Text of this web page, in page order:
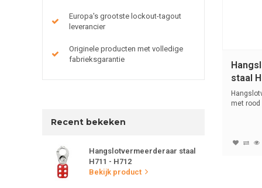
Europa's grootste lockout-tagout
leverancier
Originele producten met volledige
fabrieksgarantie
Recent bekeken
Hangslotvermeerderaar staal
H711 - H712
Bekijk product
staal
met rood